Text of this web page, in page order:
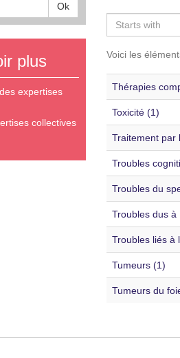
Ok
plus
expertises
collectives
Voici les
Thérapies
Toxicité (1)
Traitement par
Troubles
Troubles du
Troubles dus à
Troubles liés à
Tumeurs (1)
Tumeurs du